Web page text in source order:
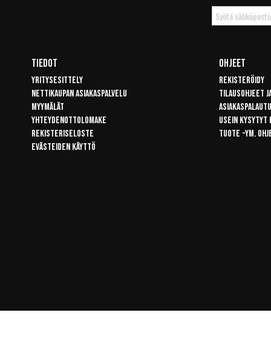
Tilaa
uutiskirje
Tiedot
Yritysesittely
Nettikaupan asiakaspalvelu
Myymälät
Yhteydenottolomake
Rekisteriseloste
Evästeiden käyttö
Ohjeet
Rekisteröidy
Tilausohjeet
Usein kysytyt
Tuote -ym.